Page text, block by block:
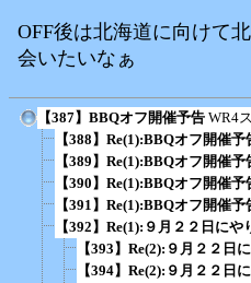
OFF後は北海道に向けて
会いたいなぁ
【387】BBQオフ開催予告 WR4
【388】Re(1):BBQオフ開催予
【389】Re(1):BBQオフ開催予
【390】Re(1):BBQオフ開催予
【391】Re(1):BBQオフ開催予
【392】Re(1):９月２２日にや
【393】Re(2):９月２２日
【394】Re(2):９月２２日